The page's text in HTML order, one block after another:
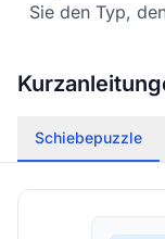
Sie den Typ,
Schiebepuzzle